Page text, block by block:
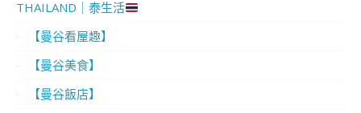
THAILAND｜泰生活
【曼谷看屋趣】
【曼谷美食】
【曼谷飯店】